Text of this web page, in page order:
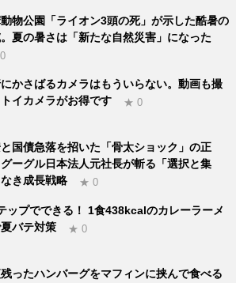
物公園「ライオン3頭の死」が示した酷暑の
夏の暑さは「新たな自然災害」になった
かさばるカメラはもういらない。動画も撮
イカメラがお得です
★ 0
と国債急落を招いた「骨太ショック」の正
ーグル日本法人元社長が斬る「選択と集
き成長戦略
★ 0
ップでできる！ 1食438kcalのカレーラーメ
バテ対策
★ 0
ったハンバーグをマフィンに挟んで食べる